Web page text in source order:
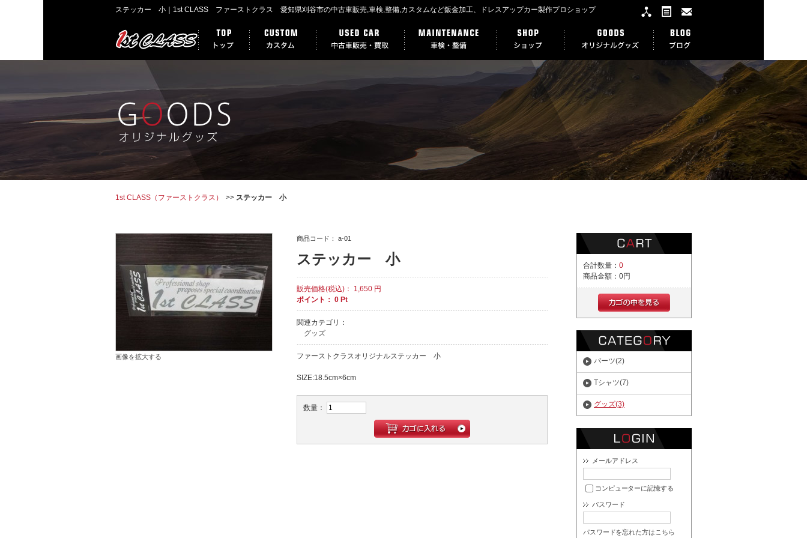
ステッカー 小｜1st CLASS ファーストクラス 愛知県刈谷市の中古車販売,車検,整備,カスタムなど鈑金加工、ドレスアップカー製作プロショップ
1st CLASS（ファーストクラス） ステッカー 小
画像を拡大する
商品コード： a-01
ステッカー 小
販売価格(税込)： 1,650 円
ポイント：0 Pt
関連カテゴリ：
グッズ
ファーストクラスオリジナルステッカー 小
SIZE:18.5cm×6cm
数量：
合計数量： 0
商品金額： 0円
パーツ(2)
Tシャツ(7)
グッズ(3)
メールアドレス
コンピューターに記憶する
パスワード
パスワードを忘れた方はこちら